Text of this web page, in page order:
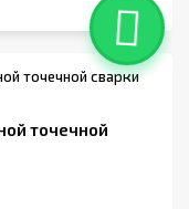
точечной